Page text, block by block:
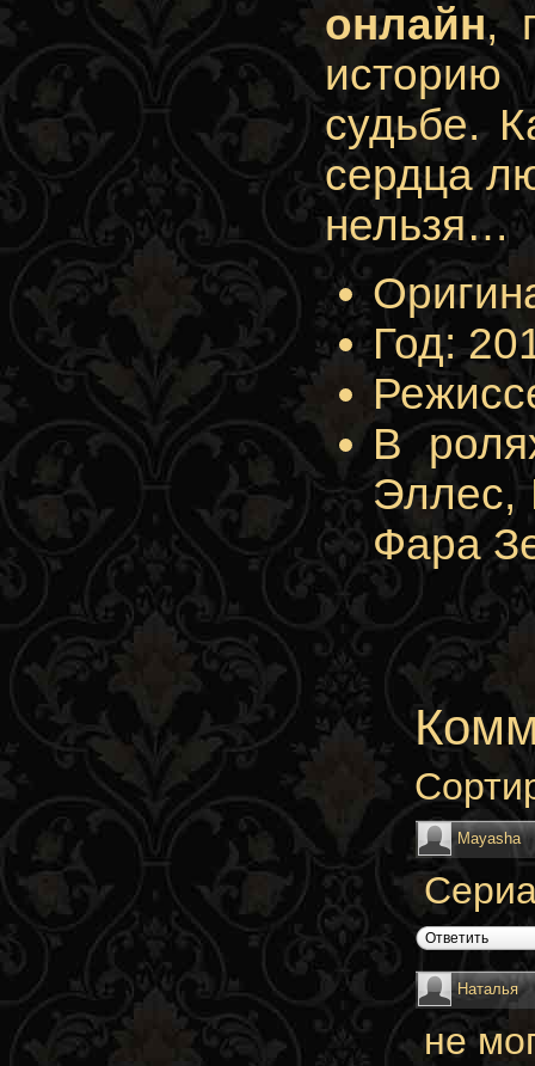
онлайн,
историю
судьбе.
сердца
нельзя…
Год:
В
Эллес,
Фара
Mayasha
Ответить
Наталья
не